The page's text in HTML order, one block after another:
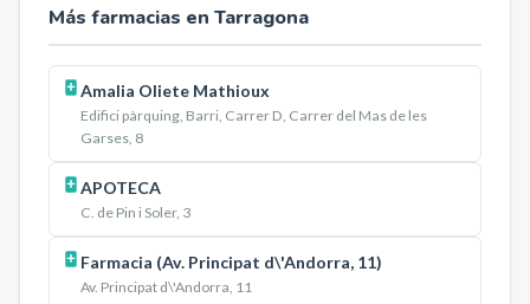
Más farmacias en Tarragona
Amalia Oliete Mathioux
Edifici pàrquing, Barri, Carrer D, Carrer del Mas de les
Garses, 8
APOTECA
C. de Pin i Soler, 3
Farmacia (Av. Principat d\'Andorra, 11)
Av. Principat d\'Andorra, 11